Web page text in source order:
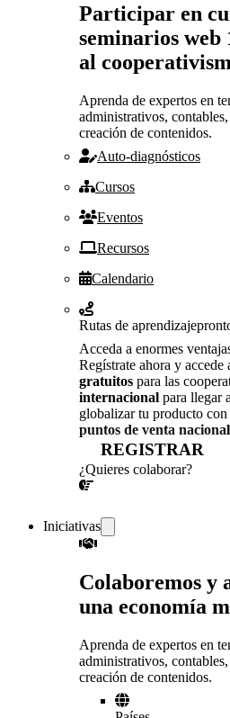
Participar en
seminarios web
al
Aprenda de expertos en
administrativos,
creación de contenidos.
Auto-diagnósticos
Cursos
Eventos
Recursos
Calendario
Rutas de aprendizaje
Acceda a enormes
Regístrate ahora y accede
gratuitos para las
internacional para llegar
globalizar tu producto con
puntos de venta
REGISTRAR
¿Quieres colaborar?
Iniciativas
Colaboremos y
una economía
Aprenda de expertos en
administrativos,
creación de contenidos.